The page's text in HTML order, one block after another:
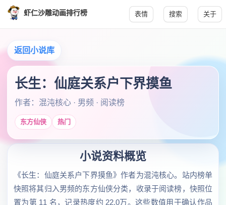
虾仁沙雕动画排行榜 表情 搜索 关于
返回小说库
长生：仙庭关系户下界摸鱼
作者：混沌核心 · 男频 · 阅读榜
东方仙侠 热门
小说资料概览
《长生：仙庭关系户下界摸鱼》作者为混沌核心。站内榜单
快照将其归入男频的东方仙侠分类，收录于阅读榜，快照位
置为第 11 名，记录热度约 22.0万。这些数值用于确认作品